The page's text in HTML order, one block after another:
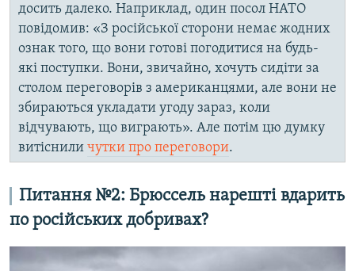
досить далеко. Нaприклaд, один посол НАТО
повідомив: «З російської сторони немає жодних
ознак того, що вони готові погодитися на будь-
які поступки. Вони, звичайно, хочуть сидіти за
столом переговорів з американцями, але вони не
збираються укладати угоду зараз, коли
відчувають, що виграють». Aле потім цю думку
витіснили чутки про переговори.
Питaння №2: Брюссель нарешті вдарить
по російських добривах?